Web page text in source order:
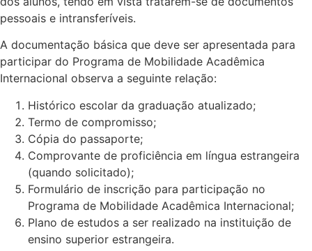
pessoais e intransferíveis.
A documentação básica que deve ser apresentada para
participar do Programa de Mobilidade Acadêmica
Internacional observa a seguinte relação:
Histórico escolar da graduação atualizado;
Termo de compromisso;
Cópia do passaporte;
Comprovante de proficiência em língua estrangeira
(quando solicitado);
Formulário de inscrição para participação no
Programa de Mobilidade Acadêmica Internacional;
Plano de estudos a ser realizado na instituição de
ensino superior estrangeira.